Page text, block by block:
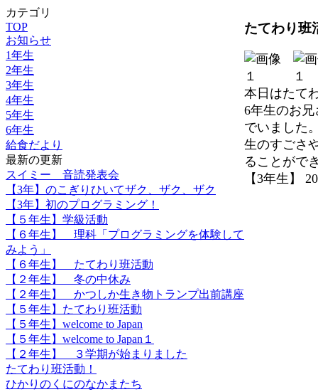
カテゴリ
TOP
お知らせ
1年生
2年生
3年生
4年生
5年生
6年生
給食だより
最新の更新
スイミー 音読発表会
【3年】のこぎりひいてザク、ザク、ザク
【3年】初のプログラミング！
【５年生】学級活動
【６年生】 理科「プログラミングを体験して
みよう」
【６年生】 たてわり班活動
【２年生】 冬の中休み
【２年生】 かつしか生き物トランプ出前講座
【５年生】たてわり班活動
【５年生】welcome to Japan
【５年生】welcome to Japan１
【２年生】 ３学期が始まりました
たてわり班活動！
ひかりのくにのなかまたち
たてわり班
本日はたて
6年生のお
でいました
生のすごさ
ることがで
【3年生】